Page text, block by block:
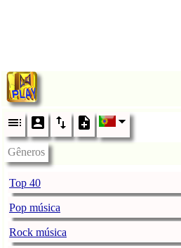
Gêneros
Top 40
Pop música
Rock música